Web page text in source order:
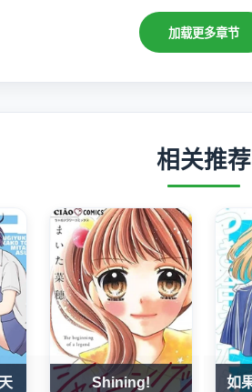
加载更多章节
相关推荐
Shining!